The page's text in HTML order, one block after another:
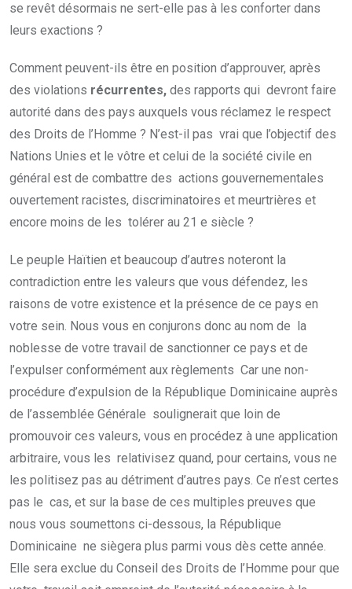
se revêt désormais ne sert-elle pas à les conforter dans
leurs exactions ?
Comment peuvent-ils être en position d’approuver, après
des violations récurrentes, des rapports qui devront faire
autorité dans des pays auxquels vous réclamez le respect
des Droits de l’Homme ? N’est-il pas vrai que l’objectif des
Nations Unies et le vôtre et celui de la société civile en
général est de combattre des actions gouvernementales
ouvertement racistes, discriminatoires et meurtrières et
encore moins de les tolérer au 21 e siècle ?
Le peuple Haïtien et beaucoup d’autres noteront la
contradiction entre les valeurs que vous défendez, les
raisons de votre existence et la présence de ce pays en
votre sein. Nous vous en conjurons donc au nom de la
noblesse de votre travail de sanctionner ce pays et de
l’expulser conformément aux règlements Car une non-
procédure d’expulsion de la République Dominicaine auprès
de l’assemblée Générale soulignerait que loin de
promouvoir ces valeurs, vous en procédez à une application
arbitraire, vous les relativisez quand, pour certains, vous ne
les politisez pas au détriment d’autres pays. Ce n’est certes
pas le cas, et sur la base de ces multiples preuves que
nous vous soumettons ci-dessous, la République
Dominicaine ne siègera plus parmi vous dès cette année.
Elle sera exclue du Conseil des Droits de l’Homme pour que